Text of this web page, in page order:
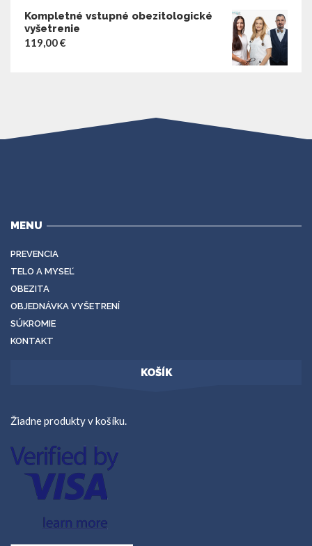
Kompletné vstupné obezitologické
vyšetrenie
119,00€
MENU
PREVENCIA
TELO A MYSEĽ
OBEZITA
OBJEDNÁVKA VYŠETRENÍ
SÚKROMIE
KONTAKT
KOŠÍK
Žiadne produkty v košíku.